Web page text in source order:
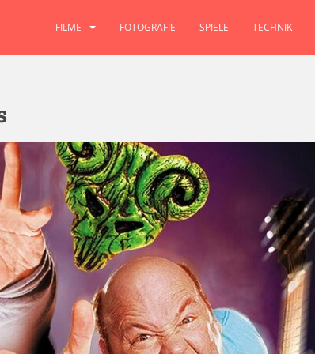
FILME FOTOGRAFIE SPIELE TECHNIK